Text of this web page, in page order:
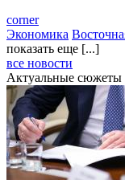
corner
Экономика
показать еще [...]
все новости
Актуальные сюжеты